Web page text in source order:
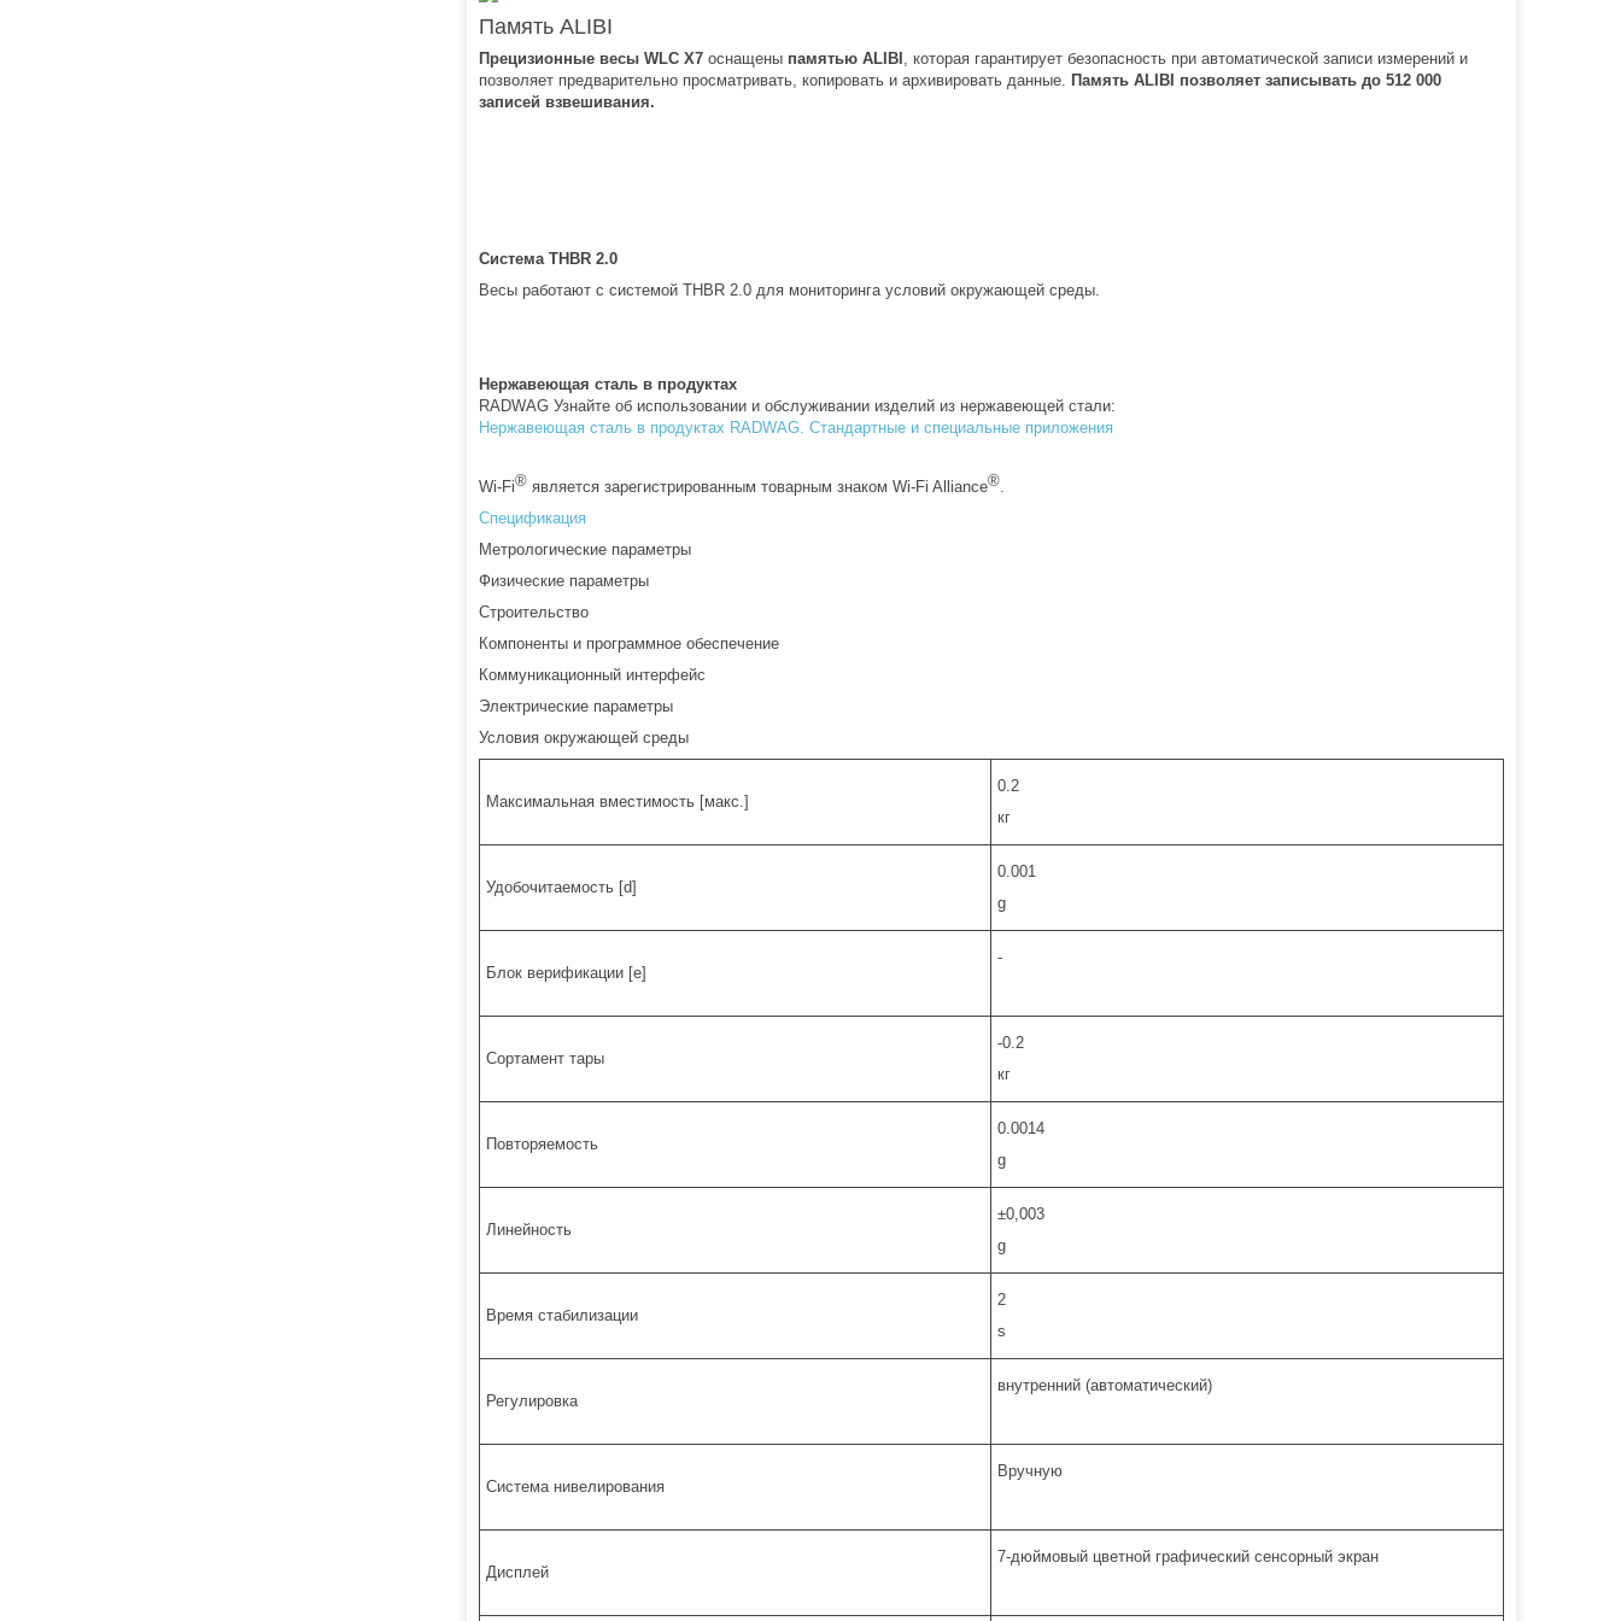
Память ALIBI
Прецизионные весы WLC X7 оснащены памятью ALIBI
, которая гарантирует безопасность при автоматической записи измерений и
позволяет предварительно просматривать, копировать и архивировать данные.
Память ALIBI позволяет записывать до 512 000
записей взвешивания.
Система THBR 2.0
Весы работают с системой THBR 2.0 для мониторинга условий окружающей среды.
Нержавеющая сталь в продуктах
RADWAG Узнайте об использовании и обслуживании изделий из нержавеющей стали:
Нержавеющая сталь в продуктах RADWAG. Стандартные и специальные приложения
Wi-Fi® является зарегистрированным товарным знаком Wi-Fi Alliance®.
Спецификация
Метрологические параметры
Физические параметры
Строительство
Компоненты и программное обеспечение
Коммуникационный интерфейс
Электрические параметры
Условия окружающей среды
Максимальная вместимость [макс.]
0.2
кг
Удобочитаемость [d]
0.001
g
Блок верификации [e]
-
Сортамент тары
-0.2
кг
Повторяемость
0.0014
g
Линейность
±0,003
g
Время стабилизации
2
s
Регулировка
внутренний (автоматический)
Система нивелирования
Вручную
Дисплей
7-дюймовый цветной графический сенсорный экран